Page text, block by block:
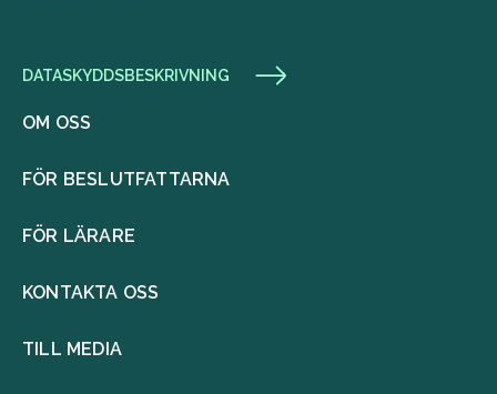
DATASKYDDSBESKRIVNING
OM OSS
FÖR BESLUTFATTARNA
FÖR LÄRARE
KONTAKTA OSS
TILL MEDIA